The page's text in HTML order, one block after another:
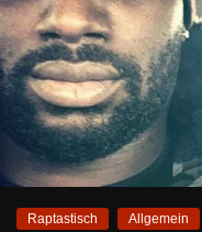
Raptastisch Allgemein